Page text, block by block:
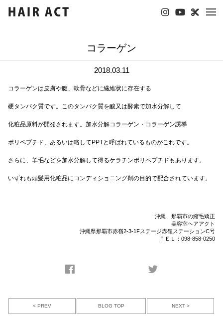
コラーゲン
2018.03.11
コラーゲンは皮膚や腱、軟骨などに繊維状に存在する
硬タンパク質です。このタンパク質を酸又は酵素で加水分解して
化粧品原料が開発されます。加水分解コラーゲン・コラーゲン誘導
ポリペプチド、あるいは略してPPTと呼ばれているものがこれです。
さらに、羊毛などを加水分解して得るケラチンポリペプチドもあります。
いずれも頭髪用化粧品にコンディショニング剤の目的で配合されています。
沖縄、那覇市の縮毛矯正
美容室ヘアアクト
沖縄県那覇市赤嶺2-3-1Fステージ赤嶺ステーションC号
ＴＥＬ：098-858-0250
< PREV BLOG TOP NEXT >